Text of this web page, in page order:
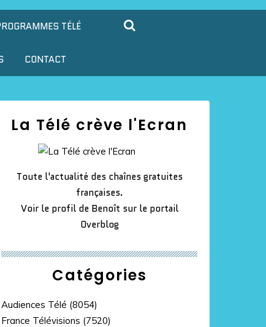
TÉLÉ
CONTACT
Catégories
Audiences Télé (8054)
France Télévisions (7520)
La Télé crève l'Ecran
Toute l'actualité des chaînes gratuites
françaises.
Voir le profil de Benoît sur le portail
Overblog